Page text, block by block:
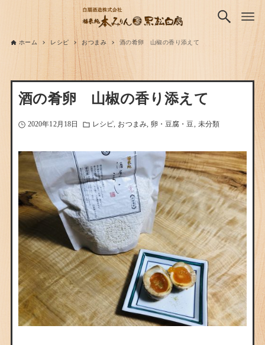
ホーム レシピ おつまみ 酒の肴卵 山椒の香り添えて
酒の肴卵 山椒の香り添えて
2020年12月18日 レシピ おつまみ 卵・豆腐・豆 未分類